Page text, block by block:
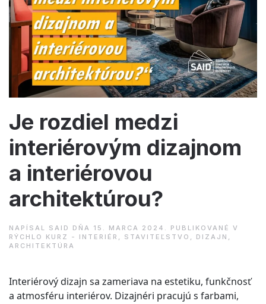
Je rozdiel medzi
interiérovým dizajnom
a interiérovou
architektúrou?
NAPÍSAL SAID DŇA 15. MARCA 2024 . PUBLIKOVANÉ V
RÝCHLO KURZ - INTERIÉR, STAVITEĽSTVO, DIZAJN,
ARCHITEKTÚRA
Interiérový dizajn sa zameriava na estetiku, funkčnosť
a atmosféru interiérov. Dizajnéri pracujú s farbami,